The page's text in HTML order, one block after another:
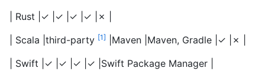
| Rust |✓ |✓ |✓ |✓ |✗ |
| Scala |third-party 1
|Maven |Maven, Gradle |✓ |✗ |
| Swift |✓ |✓ |✓ |✓ |Swift Package Manager |